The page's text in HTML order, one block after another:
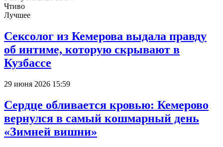
Чтиво
Лучшее
Сексолог из Кемерова выдала правду
об интиме, которую скрывают в
Кузбассе
29 июня 2026 15:59
Сердце обливается кровью: Кемерово
вернулся в самый кошмарный день
«Зимней вишни»